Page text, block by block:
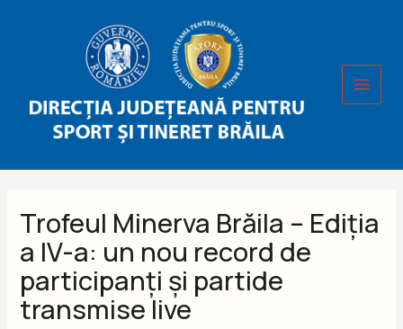
Trofeul Minerva Brăila – Ediția
a IV-a: un nou record de
participanți și partide
transmise live